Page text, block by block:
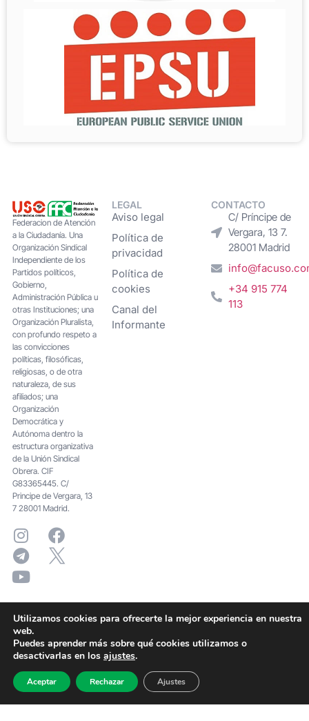
Federacion de Atención
a la Ciudadanía. Una
Organización Sindical
Independiente de los
Partidos políticos,
Gobierno,
Administración Pública u
otras Instituciones; una
Organización Pluralista,
con profundo respeto a
las convicciones
políticas, filosóficas,
religiosas, o de otra
naturaleza, de sus
afiliados; una
Organización
Democrática y
Autónoma dentro la
estructura organizativa
de la Unión Sindical
Obrera. CIF
G83365445. C/
Principe de Vergara, 13
7 28001 Madrid.
LEGAL
Aviso legal
Política de
privacidad
Política de
cookies
Canal del
Informante
CONTACTO
C/ Príncipe de
Vergara, 13 7.
28001 Madrid
+34 915 774
113
Utilizamos cookies para ofrecerte la mejor experiencia en nuestra
web.
Puedes aprender más sobre qué cookies utilizamos o
desactivarlas en los ajustes.
Aceptar Rechazar Ajustes